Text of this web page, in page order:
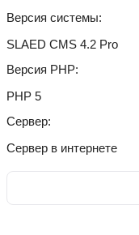
Версия системы
SLAED CMS 4.2 Pro
Версия PHP
PHP 5
Сервер
Сервер в интернете